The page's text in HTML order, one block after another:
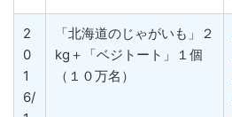
2
0
1
6/
「北海道のじゃがいも」２
kg＋「ベジトート」１個
（１０万名）